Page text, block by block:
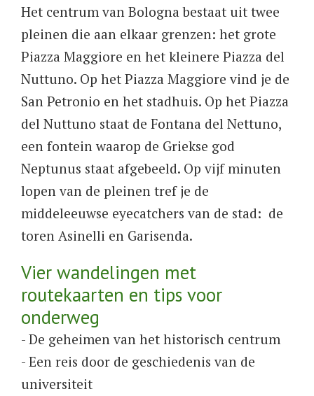
Het centrum van Bologna bestaat uit twee
pleinen die aan elkaar grenzen: het grote
Piazza Maggiore en het kleinere Piazza del
Nuttuno. Op het Piazza Maggiore vind je de
San Petronio en het stadhuis. Op het Piazza
del Nuttuno staat de Fontana del Nettuno,
een fontein waarop de Griekse god
Neptunus staat afgebeeld. Op vijf minuten
lopen van de pleinen tref je de
middeleeuwse eyecatchers van de stad: de
toren Asinelli en Garisenda.
Vier wandelingen met
routekaarten en tips voor
onderweg
- De geheimen van het historisch centrum
- Een reis door de geschiedenis van de
universiteit